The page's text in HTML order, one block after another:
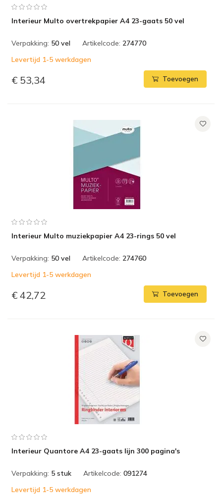
Interieur Multo overtrekpapier A4 23-gaats 50 vel
Verpakking: 50 vel Artikelcode: 274770
Levertijd 1-5 werkdagen
€ 53,34 Toevoegen
Interieur Multo muziekpapier A4 23-rings 50 vel
Verpakking: 50 vel Artikelcode: 274760
Levertijd 1-5 werkdagen
€ 42,72 Toevoegen
Interieur Quantore A4 23-gaats lijn 300 pagina's
Verpakking: 5 stuk Artikelcode: 091274
Levertijd 1-5 werkdagen